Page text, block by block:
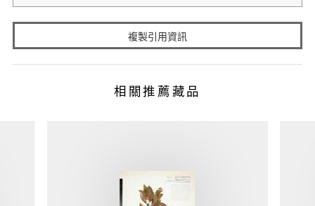
複製引用資訊
相關推薦藏品